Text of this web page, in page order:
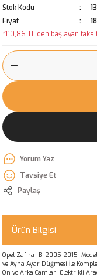
Stok Kodu
Fiyat
*110,86 TL den başlayan
Yorum Yaz
Tavsiye Et
Paylaş
Ürün Bilgisi
Opel Zafira -B 2005-2015
ve Ayna Ayar Düğmesi İle
Ön ve Arka Camları Elektrikli